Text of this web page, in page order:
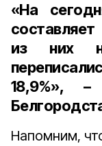
«На
составляет
из них
18,9%», –
Напомним,